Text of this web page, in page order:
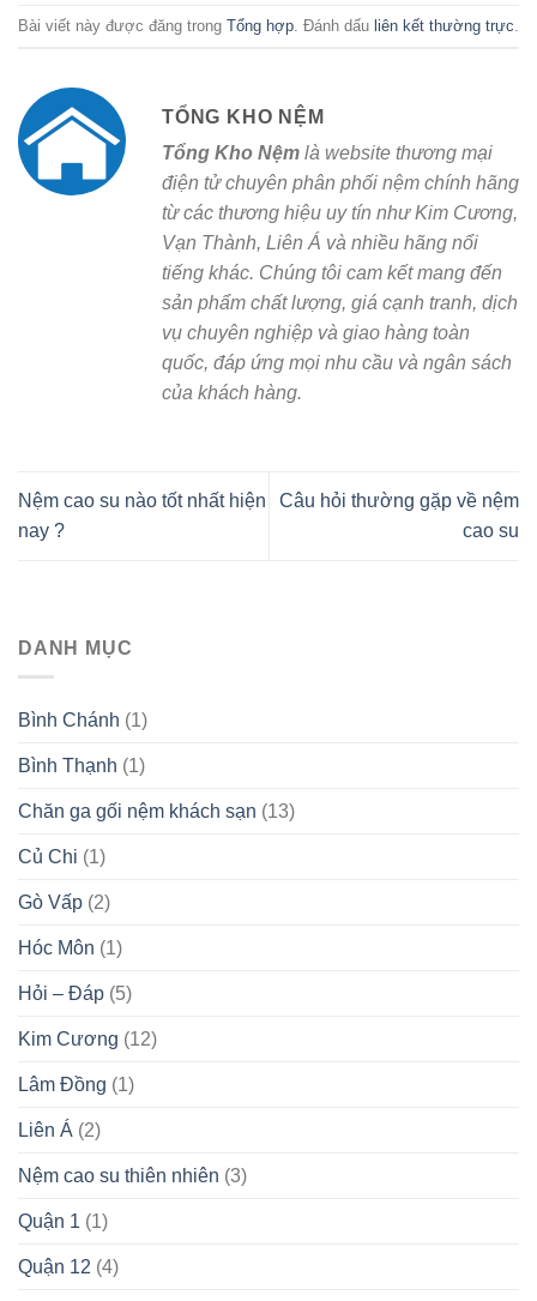
Bài viết này được đăng trong Tổng hợp . Đánh dấu liên kết thường trực
TỔNG KHO NỆM
Tổng Kho Nệm là website thương mại
điện tử chuyên phân phối nệm chính hãng
từ các thương hiệu uy tín như Kim Cương,
Vạn Thành, Liên Á và nhiều hãng nổi
tiếng khác. Chúng tôi cam kết mang đến
sản phẩm chất lượng, giá cạnh tranh, dịch
vụ chuyên nghiệp và giao hàng toàn
quốc, đáp ứng mọi nhu cầu và ngân sách
của khách hàng.
Nệm cao su nào tốt nhất hiện
nay ?
Câu hỏi thường gặp về nệm
cao su
DANH MỤC
Bình Chánh (1)
Bình Thạnh (1)
Chăn ga gối nệm khách sạn (13)
Củ Chi (1)
Gò Vấp (2)
Hóc Môn (1)
Hỏi – Đáp (5)
Kim Cương (12)
Lâm Đồng (1)
Liên Á (2)
Nệm cao su thiên nhiên (3)
Quận 1 (1)
Quận 12 (4)